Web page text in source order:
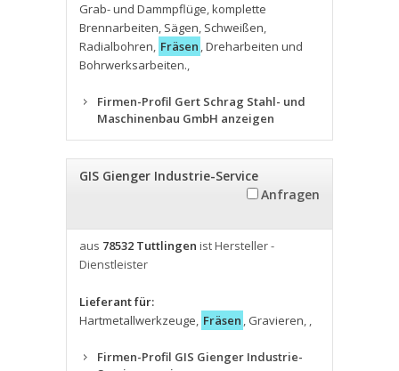
Grab- und Dammpflüge,komplette
Brennarbeiten, Sägen, Schweißen,
Radialbohren, Fräsen ,Dreharbeiten und
Bohrwerksarbeiten.,
Firmen-Profil Gert Schrag Stahl- und
Maschinenbau GmbH anzeigen
GIS Gienger Industrie-Service
Anfragen
aus 78532 Tuttlingen ist Hersteller -
Dienstleister
Lieferant für:
Hartmetallwerkzeuge, Fräsen , Gravieren, ,
Firmen-Profil GIS Gienger Industrie-